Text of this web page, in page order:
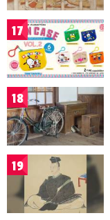
17
18
19